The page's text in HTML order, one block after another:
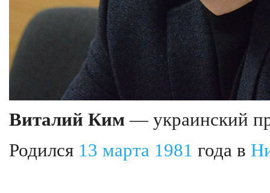
Виталий Ким — украинский
Родился 13 марта 1981 года в